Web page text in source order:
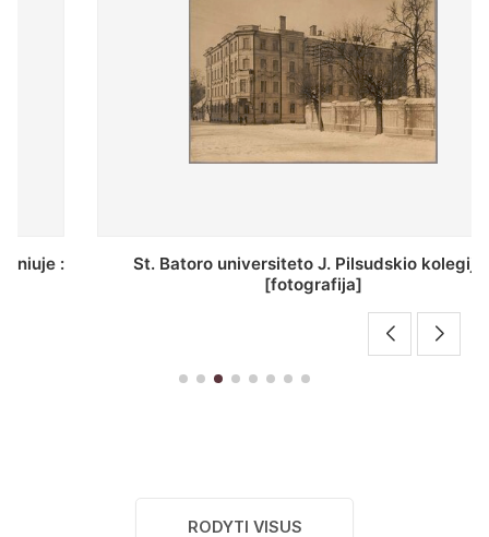
St. Batoro universiteto J. Pilsudskio kolegija :
[fotografija]
RODYTI VISUS